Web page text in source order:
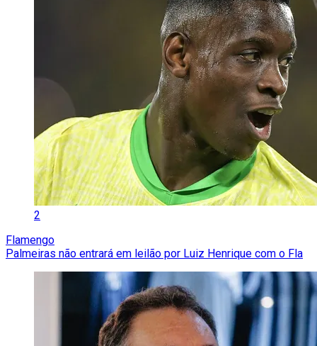
2
Flamengo
Palmeiras não entrará em leilão por Luiz Henrique com o Fla